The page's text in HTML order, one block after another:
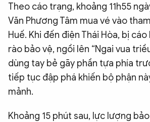
Theo cáo trạng, khoảng 11h55
Văn Phương Tâm mua vé vào
Huế. Khi đến điện Thái Hòa, bị
rào bảo vệ, ngồi lên “Ngai vua
dùng tay bẻ gãy phần tựa phía
tiếp tục đập phá khiến bộ phận
mảnh.
Khoảng 15 phút sau, lực lượng